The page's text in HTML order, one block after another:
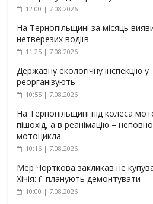
12:00 | 7.08.2026
На Тернопільщині за місяць
нетверезих водіїв
11:25 | 7.08.2026
Державну екологічну інспекцію у
реорганізують
10:55 | 7.08.2026
На Тернопільщині під колеса
пішохід, а в реанімацію –
мотоцикла
10:16 | 7.08.2026
Мер Чорткова закликав не
Хічія: її планують демонтувати
10:00 | 7.08.2026